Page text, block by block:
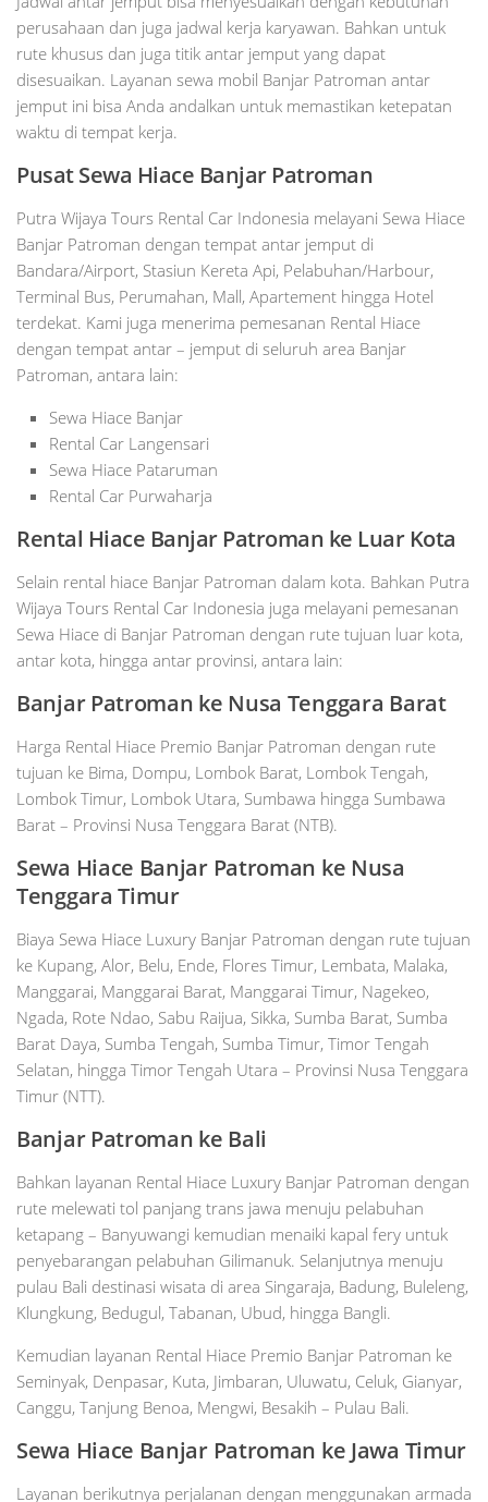
perusahaan dan juga jadwal kerja karyawan. Bahkan untuk
rute khusus dan juga titik antar jemput yang dapat
disesuaikan. Layanan sewa mobil Banjar Patroman antar
jemput ini bisa Anda andalkan untuk memastikan ketepatan
waktu di tempat kerja.
Pusat Sewa Hiace Banjar Patroman
Putra Wijaya Tours Rental Car Indonesia melayani Sewa Hiace
Banjar Patroman dengan tempat antar jemput di
Bandara/Airport, Stasiun Kereta Api, Pelabuhan/Harbour,
Terminal Bus, Perumahan, Mall, Apartement hingga Hotel
terdekat. Kami juga menerima pemesanan Rental Hiace
dengan tempat antar – jemput di seluruh area Banjar
Patroman, antara lain:
Sewa Hiace Banjar
Rental Car Langensari
Sewa Hiace Pataruman
Rental Car Purwaharja
Rental Hiace Banjar Patroman ke Luar Kota
Selain rental hiace Banjar Patroman dalam kota. Bahkan Putra
Wijaya Tours Rental Car Indonesia juga melayani pemesanan
Sewa Hiace di Banjar Patroman dengan rute tujuan luar kota,
antar kota, hingga antar provinsi, antara lain:
Banjar Patroman ke Nusa Tenggara Barat
Harga Rental Hiace Premio Banjar Patroman dengan rute
tujuan ke Bima, Dompu, Lombok Barat, Lombok Tengah,
Lombok Timur, Lombok Utara, Sumbawa hingga Sumbawa
Barat – Provinsi Nusa Tenggara Barat (NTB).
Sewa Hiace Banjar Patroman ke Nusa
Tenggara Timur
Biaya Sewa Hiace Luxury Banjar Patroman dengan rute tujuan
ke Kupang, Alor, Belu, Ende, Flores Timur, Lembata, Malaka,
Manggarai, Manggarai Barat, Manggarai Timur, Nagekeo,
Ngada, Rote Ndao, Sabu Raijua, Sikka, Sumba Barat, Sumba
Barat Daya, Sumba Tengah, Sumba Timur, Timor Tengah
Selatan, hingga Timor Tengah Utara – Provinsi Nusa Tenggara
Timur (NTT).
Banjar Patroman ke Bali
Bahkan layanan Rental Hiace Luxury Banjar Patroman dengan
rute melewati tol panjang trans jawa menuju pelabuhan
ketapang – Banyuwangi kemudian menaiki kapal fery untuk
penyebarangan pelabuhan Gilimanuk. Selanjutnya menuju
pulau Bali destinasi wisata di area Singaraja, Badung, Buleleng,
Klungkung, Bedugul, Tabanan, Ubud, hingga Bangli.
Kemudian layanan Rental Hiace Premio Banjar Patroman ke
Seminyak, Denpasar, Kuta, Jimbaran, Uluwatu, Celuk, Gianyar,
Canggu, Tanjung Benoa, Mengwi, Besakih – Pulau Bali.
Sewa Hiace Banjar Patroman ke Jawa Timur
Layanan berikutnya perjalanan dengan menggunakan armada